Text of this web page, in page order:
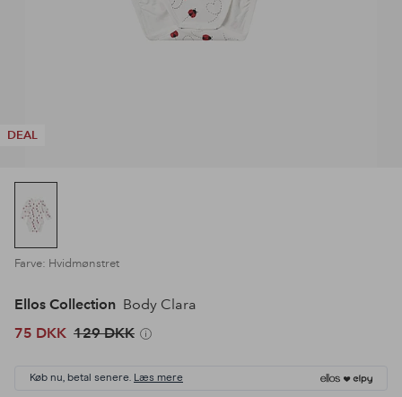
DEAL
Farve: Hvidmønstret
Ellos Collection Body Clara
75 DKK 129 DKK
Køb nu, betal senere. Læs mere